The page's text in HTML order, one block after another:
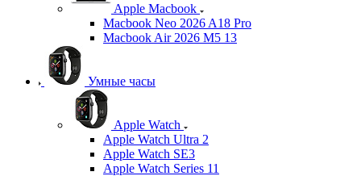
Apple Macbook
Macbook Neo 2026 A18 Pro
Macbook Air 2026 M5 13
Умные часы
Apple Watch
Apple Watch Ultra 2
Apple Watch SE3
Apple Watch Series 11